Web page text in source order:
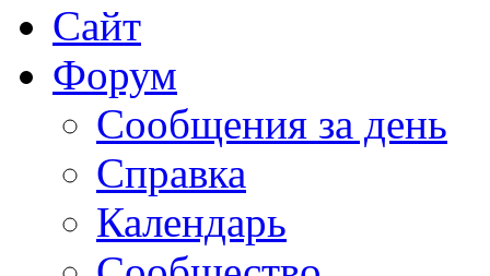
Сайт
Форум
Сообщения за день
Справка
Календарь